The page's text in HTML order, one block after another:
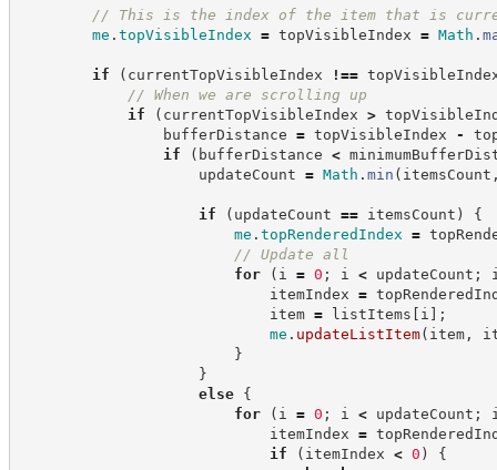
// This is the index of the item that is
me . topVisibleIndex = topVisibleIndex = Math .
if ( currentTopVisibleIndex !==
// When we are scrolling up
if
( currentTopVisibleIndex >
bufferDistance = topVisibleIndex -
if
( bufferDistance <
updateCount = Math . min ( itemsCount
if ( updateCount == itemsCount )
{
me . topRenderedIndex =
// Update all
for
( i = 0 ; i < updateCount ;
itemIndex =
item = listItems [ i ] ;
me . updateListItem( item,
}
}
else
{
for
( i = 0 ; i < updateCount ;
itemIndex =
if
( itemIndex < 0 )
{